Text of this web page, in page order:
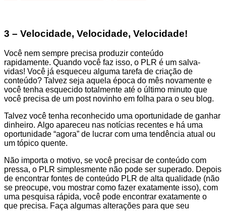
3 – Velocidade, Velocidade, Velocidade!
Você nem sempre precisa produzir conteúdo
rapidamente. Quando você faz isso, o PLR é um salva-
vidas! Você já esqueceu alguma tarefa de criação de
conteúdo? Talvez seja aquela época do mês novamente e
você tenha esquecido totalmente até o último minuto que
você precisa de um post novinho em folha para o seu blog.
Talvez você tenha reconhecido uma oportunidade de ganhar
dinheiro. Algo apareceu nas notícias recentes e há uma
oportunidade “agora” de lucrar com uma tendência atual ou
um tópico quente.
Não importa o motivo, se você precisar de conteúdo com
pressa, o PLR simplesmente não pode ser superado. Depois
de encontrar fontes de conteúdo PLR de alta qualidade (não
se preocupe, vou mostrar como fazer exatamente isso), com
uma pesquisa rápida, você pode encontrar exatamente o
que precisa. Faça algumas alterações para que seu